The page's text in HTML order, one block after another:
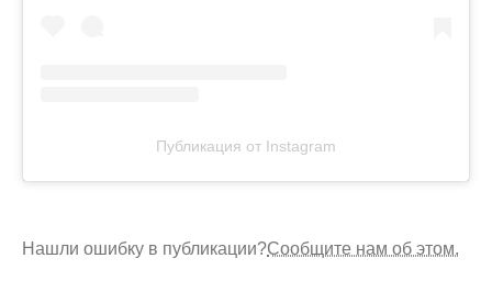
Публикация от Instagram
Нашли ошибку в публикации?Сообщите нам об этом.